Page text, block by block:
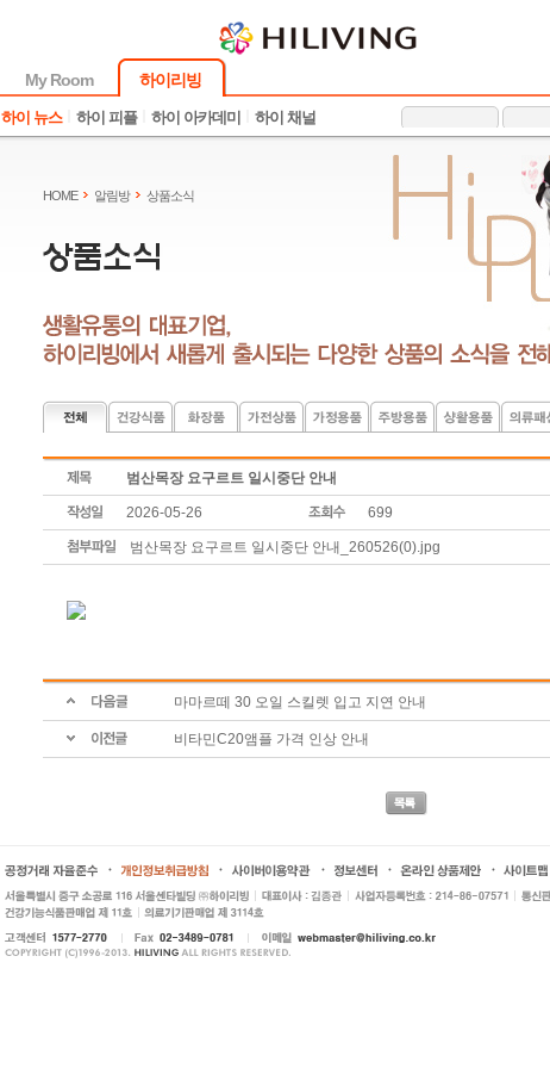
My Room 하이리빙
하이 뉴스 하이 피플 하이 아카데미 하이 채널
HOME 알림방 상품소식
범산목장 요구르트 일시중단 안내
2026-05-26 699
범산목장 요구르트 일시중단 안내_260526(0).jpg
마마르떼 30 오일 스킬렛 입고 지연 안내
비타민C20앰플 가격 인상 안내